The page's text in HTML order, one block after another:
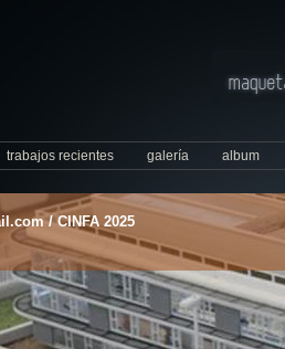
trabajos recientes galería album
/ CINFA 2025